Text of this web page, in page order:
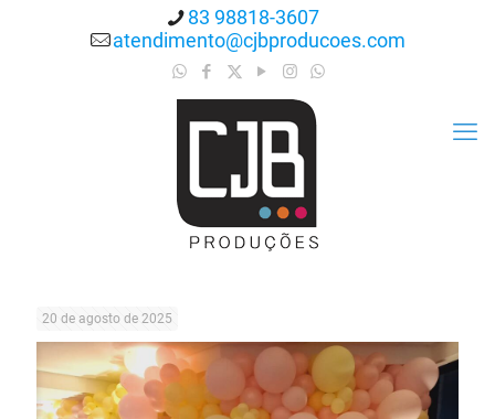
83 98818-3607
atendimento@cjbproducoes.com
20 de agosto de 2025